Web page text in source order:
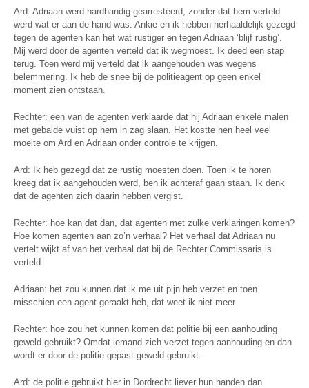
Ard: Adriaan werd hardhandig gearresteerd, zonder dat hem verteld
werd wat er aan de hand was. Ankie en ik hebben herhaaldelijk gezegd
tegen de agenten kan het wat rustiger en tegen Adriaan ‘blijf rustig’.
Mij werd door de agenten verteld dat ik wegmoest. Ik deed een stap
terug. Toen werd mij verteld dat ik aangehouden was wegens
belemmering. Ik heb de snee bij de politieagent op geen enkel
moment zien ontstaan.
Rechter: een van de agenten verklaarde dat hij Adriaan enkele malen
met gebalde vuist op hem in zag slaan. Het kostte hen heel veel
moeite om Ard en Adriaan onder controle te krijgen.
Ard: Ik heb gezegd dat ze rustig moesten doen. Toen ik te horen
kreeg dat ik aangehouden werd, ben ik achteraf gaan staan. Ik denk
dat de agenten zich daarin hebben vergist.
Rechter: hoe kan dat dan, dat agenten met zulke verklaringen komen?
Hoe komen agenten aan zo’n verhaal? Het verhaal dat Adriaan nu
vertelt wijkt af van het verhaal dat bij de Rechter Commissaris is
verteld.
Adriaan: het zou kunnen dat ik me uit pijn heb verzet en toen
misschien een agent geraakt heb, dat weet ik niet meer.
Rechter: hoe zou het kunnen komen dat politie bij een aanhouding
geweld gebruikt? Omdat iemand zich verzet tegen aanhouding en dan
wordt er door de politie gepast geweld gebruikt.
Ard: de politie gebruikt hier in Dordrecht liever hun handen dan